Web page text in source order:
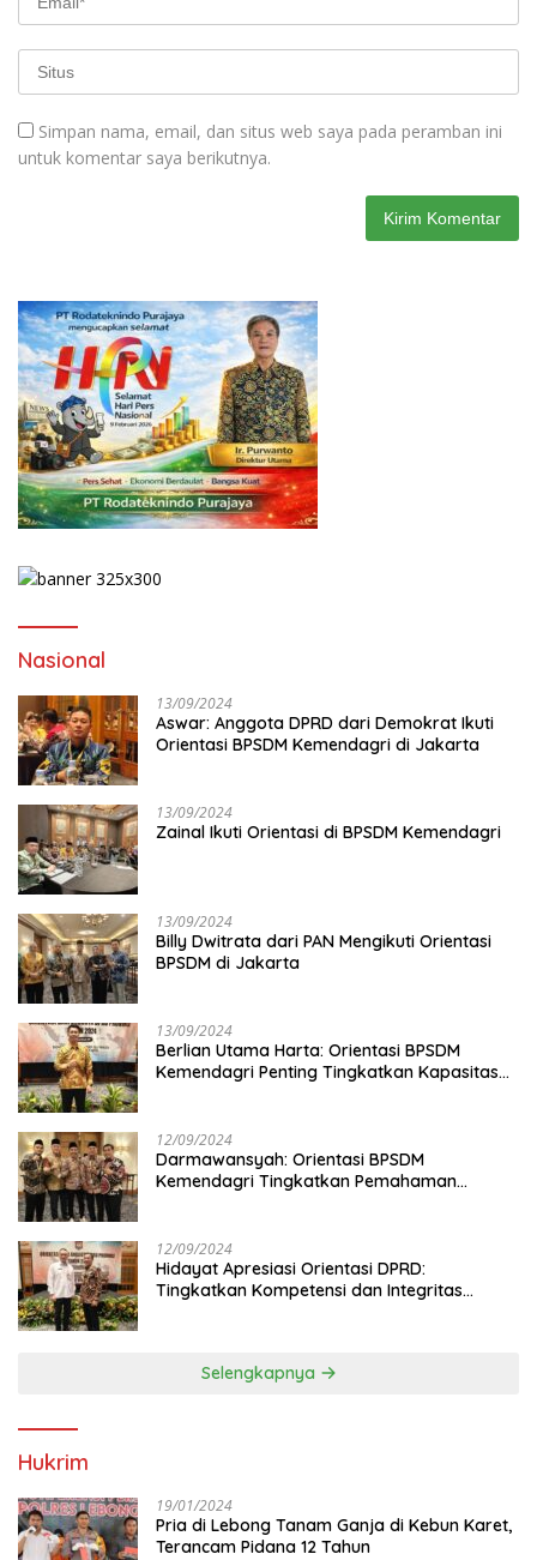
Simpan nama, email, dan situs web saya pada peramban ini
untuk komentar saya berikutnya.
Nasional
13/09/2024
Aswar: Anggota DPRD dari Demokrat Ikuti
Orientasi BPSDM Kemendagri di Jakarta
13/09/2024
Zainal Ikuti Orientasi di BPSDM Kemendagri
13/09/2024
Billy Dwitrata dari PAN Mengikuti Orientasi
BPSDM di Jakarta
13/09/2024
Berlian Utama Harta: Orientasi BPSDM
Kemendagri Penting Tingkatkan Kapasitas
12/09/2024
Darmawansyah: Orientasi BPSDM
Kemendagri Tingkatkan Pemahaman
12/09/2024
Hidayat Apresiasi Orientasi DPRD:
Tingkatkan Kompetensi dan Integritas
Selengkapnya
Hukrim
19/01/2024
Pria di Lebong Tanam Ganja di Kebun Karet,
Terancam Pidana 12 Tahun